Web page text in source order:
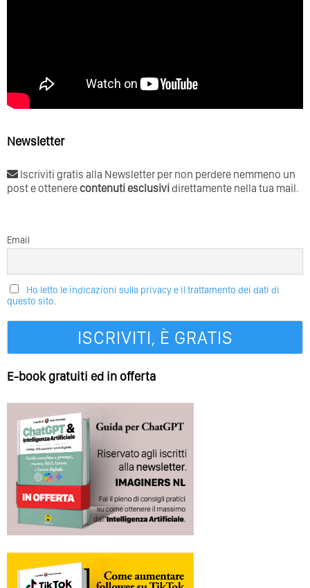
Newsletter
Iscriviti gratis alla Newsletter per non perdere nemmeno un
post e ottenerecontenuti esclusividirettamente nella tua mail.
Email
Ho letto le indicazioni sulla privacy e il trattamento dei dati di
questo sito.
E-book gratuiti ed in offerta